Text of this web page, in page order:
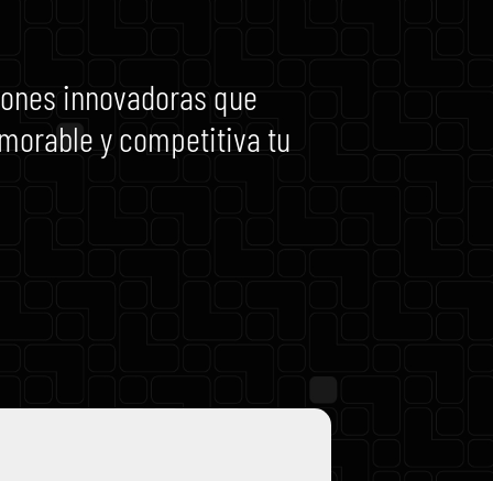
innovadoras que
y competitiva tu